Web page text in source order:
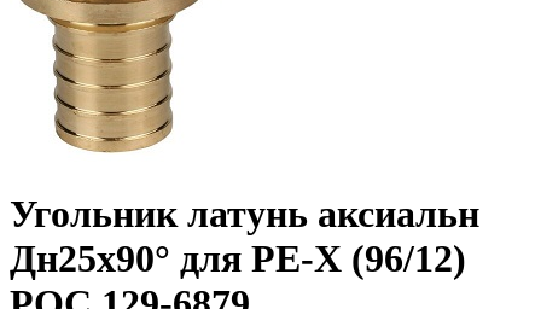
Угольник латунь аксиальн
Дн25х90° для PE-Х (96/12)